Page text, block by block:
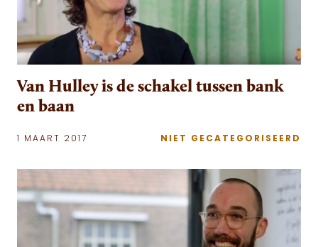
Van Hulley is de schakel tussen bank
en baan
1 MAART 2017 NIET GECATEGORISEERD